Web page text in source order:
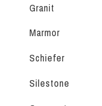
Granit
Marmor
Schiefer
Silestone